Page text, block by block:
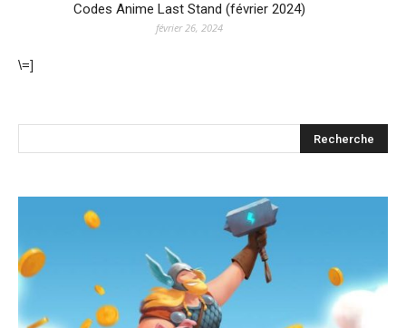
Codes Anime Last Stand (février 2024)
février 26, 2024
\=]